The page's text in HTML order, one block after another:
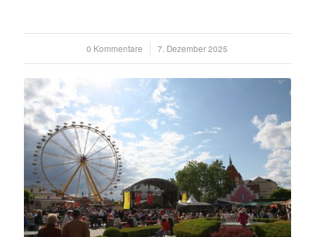
0 Kommentare
/ 7. Dezember 2025